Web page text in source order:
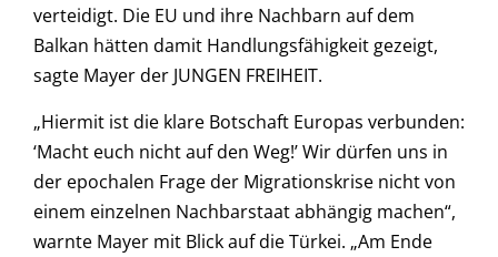
verteidigt. Die EU und ihre Nachbarn auf dem
Balkan hätten damit Handlungsfähigkeit gezeigt,
sagte Mayer der JUNGEN FREIHEIT.
„Hiermit ist die klare Botschaft Europas verbunden:
‘Macht euch nicht auf den Weg!’ Wir dürfen uns in
der epochalen Frage der Migrationskrise nicht von
einem einzelnen Nachbarstaat abhängig machen“,
warnte Mayer mit Blick auf die Türkei. „Am Ende